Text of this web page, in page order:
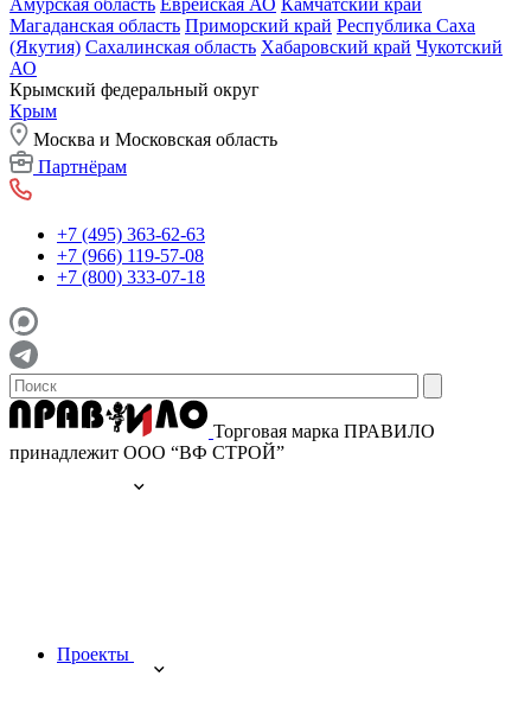
Магаданская область Приморский край Республика Саха
(Якутия) Сахалинская область Хабаровский край Чукотский
АО
Крымский федеральный округ
Крым
Москва и Московская область
Партнёрам
+7 (495) 363-62-63
+7 (966) 119-57-08
+7 (800) 333-07-18
Торговая марка ПРАВИЛО
принадлежит ООО “ВФ СТРОЙ”
Проекты